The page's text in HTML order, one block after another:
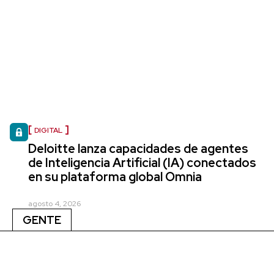
DIGITAL
Deloitte lanza capacidades de agentes
de Inteligencia Artificial (IA) conectados
en su plataforma global Omnia
agosto 4, 2026
GENTE